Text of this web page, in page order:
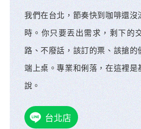
我們在台北，節奏快到咖啡還沒
時。你只要丟出需求，剩下的
路、不廢話，該訂的票、該搶的
端上桌。專業和俐落，在這裡是
說。
台北店